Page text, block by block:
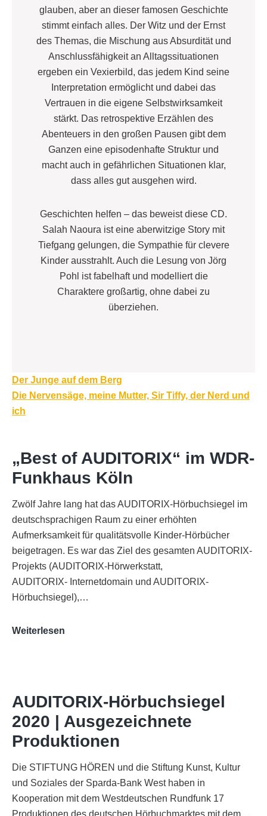
glauben, aber an dieser famosen Geschichte
stimmt einfach alles. Der Witz und der Ernst
des Themas, die Mischung aus Absurdität und
Anschlussfähigkeit an Alltagssituationen
ergeben ein Vexierbild, das jedem Kind seine
Interpretation ermöglicht und dabei das
Vertrauen in die eigene Selbstwirksamkeit
stärkt. Das retrospektive Erzählen des
Abenteuers in den großen Pausen gibt dem
Ganzen eine episodenhafte Struktur und
macht auch in gefährlichen Situationen klar,
dass alles gut ausgehen wird.
Geschichten helfen – das beweist diese CD.
Salah Naoura ist eine aberwitzige Story mit
Tiefgang gelungen, die Sympathie für clevere
Kinder ausstrahlt. Auch die Lesung von Jörg
Pohl ist fabelhaft und modelliert die
Charaktere großartig, ohne dabei zu
überziehen.
Beitragsnavigation
Der Junge auf dem Berg
Die Nervensäge, meine Mutter, Sir Tiffy, der Nerd und
ich
„Best of AUDITORIX“ im WDR-
Funkhaus Köln
Zwölf Jahre lang hat das AUDITORIX-Hörbuchsiegel im
deutschsprachigen Raum zu einer erhöhten
Aufmerksamkeit für qualitätsvolle Kinder-Hörbücher
beigetragen. Es war das Ziel des gesamten AUDITORIX-
Projekts (AUDITORIX-Hörwerkstatt,
AUDITORIX- Internetdomain und AUDITORIX-
Hörbuchsiegel),…
Weiterlesen
Funkhaus
Köln
AUDITORIX-Hörbuchsiegel
2020 | Ausgezeichnete
Produktionen
Die STIFTUNG HÖREN und die Stiftung Kunst, Kultur
und Soziales der Sparda-Bank West haben in
Kooperation mit dem Westdeutschen Rundfunk 17